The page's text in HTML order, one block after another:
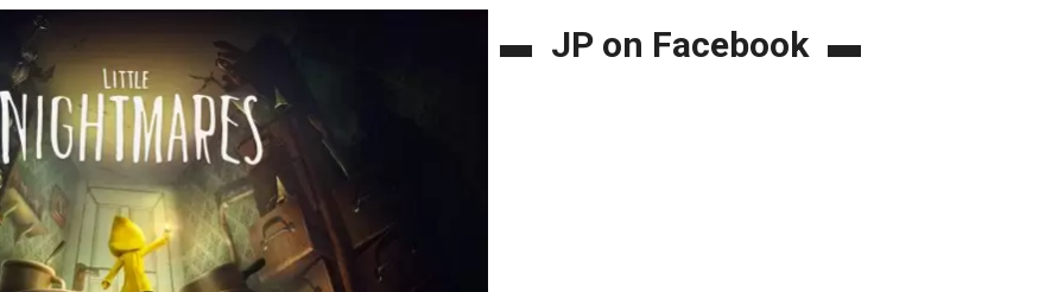
JP on Facebook